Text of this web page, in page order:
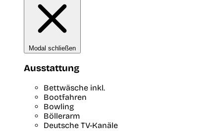
Modal schließen
Ausstattung
Bettwäsche inkl.
Bootfahren
Bowling
Böllerarm
Deutsche TV-Kanäle